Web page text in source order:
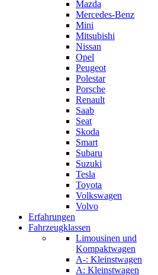
Mazda
Mercedes-Benz
Mini
Mitsubishi
Nissan
Opel
Peugeot
Polestar
Porsche
Renault
Saab
Seat
Skoda
Smart
Subaru
Suzuki
Tesla
Toyota
Volkswagen
Volvo
Erfahrungen
Fahrzeugklassen
Limousinen und
Kompaktwagen
A-: Kleinstwagen
A: Kleinstwagen